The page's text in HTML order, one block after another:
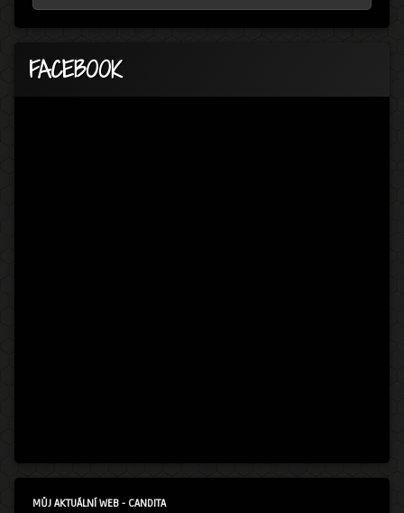
FACEBOOK
MŮJ AKTUÁLNÍ WEB - CANDITA